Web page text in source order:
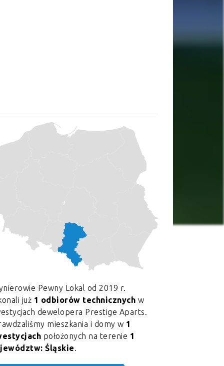
Pewny Lokal od 2019 r.
już 1 odbiorów technicznych w
dewelopera Prestige Aparts.
mieszkania i domy w 1
położonych na terenie 1
Śląskie.